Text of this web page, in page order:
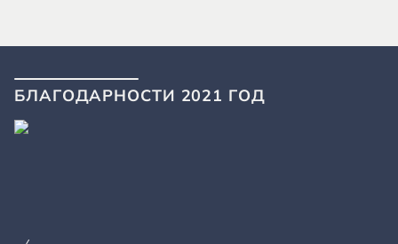
БЛАГОДАРНОСТИ 2021 ГОД